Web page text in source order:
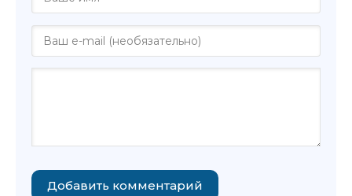
Добавить комментарий